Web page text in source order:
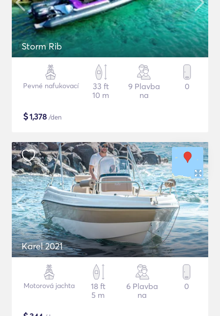
Storm Rib
Pevné nafukovací
33 ft
10 m
9 Plavba
na
0
$1,378 /den
Karel 2021
Motorová jachta
18 ft
5 m
6 Plavba
na
0